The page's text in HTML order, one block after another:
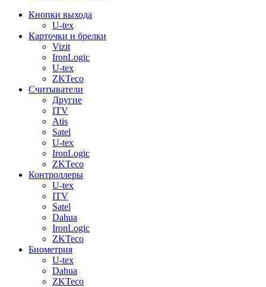
Кнопки выхода
U-tex
Карточки и брелки
Vizit
IronLogic
U-tex
ZKTeco
Считыватели
Другие
ITV
Atis
Satel
U-tex
IronLogic
ZKTeco
Контроллеры
U-tex
ITV
Satel
Dahua
IronLogic
ZKTeco
Биометрия
U-tex
Dahua
ZKTeco